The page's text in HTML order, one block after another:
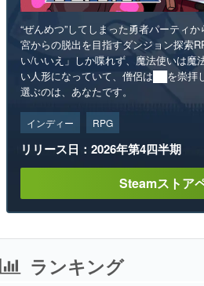
“ぜんめつ”してしまった勇者パーティ
宮からの脱出を目指すダンジョン探索
い/いいえ」しか喋れず、魔法使いは魔
い人形になっていて、僧侶は██を崇拝
選ぶのは、あなたです。
インディー RPG
リリース日：2026年第4四半期
Steamストア
ランキング